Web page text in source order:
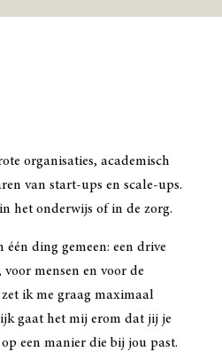
organisaties, academisch
van start-ups en scale-ups.
het onderwijs of in de zorg.
ding gemeen: een drive
mensen en voor de
ik me graag maximaal
gaat het mij erom dat jij je
een manier die bij jou past.